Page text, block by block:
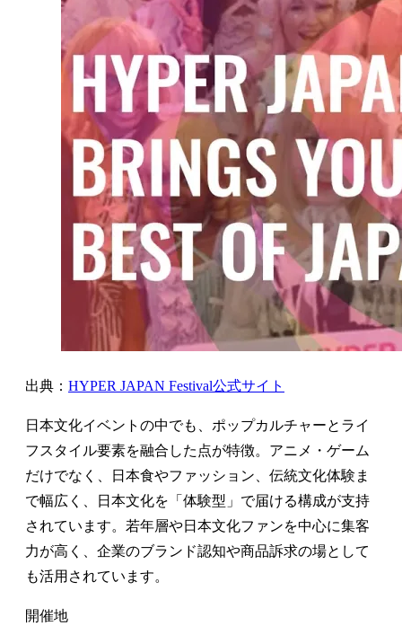
出典： HYPER JAPAN Festival公式サイト
日本文化イベントの中でも、ポップカルチャーとライ
フスタイル要素を融合した点が特徴。アニメ・ゲーム
だけでなく、日本食やファッション、伝統文化体験ま
で幅広く、日本文化を「体験型」で届ける構成が支持
されています。若年層や日本文化ファンを中心に集客
力が高く、企業のブランド認知や商品訴求の場として
も活用されています。
開催地